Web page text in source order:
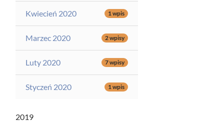
Kwiecień 2020 1 wpis
Marzec 2020 2 wpisy
Luty 2020 7 wpisy
Styczeń 2020 1 wpis
2019